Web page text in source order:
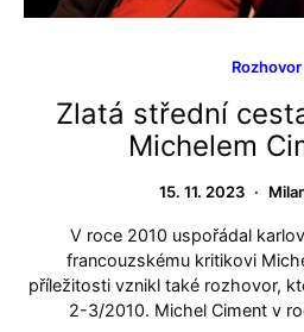
Rozhovor
Zlatá střední
Michelem
15. 11. 2023
V roce 2010 uspořádal
francouzskému kritikovi
příležitosti vznikl také rozhovor,
2-3/2010. Michel Ciment v